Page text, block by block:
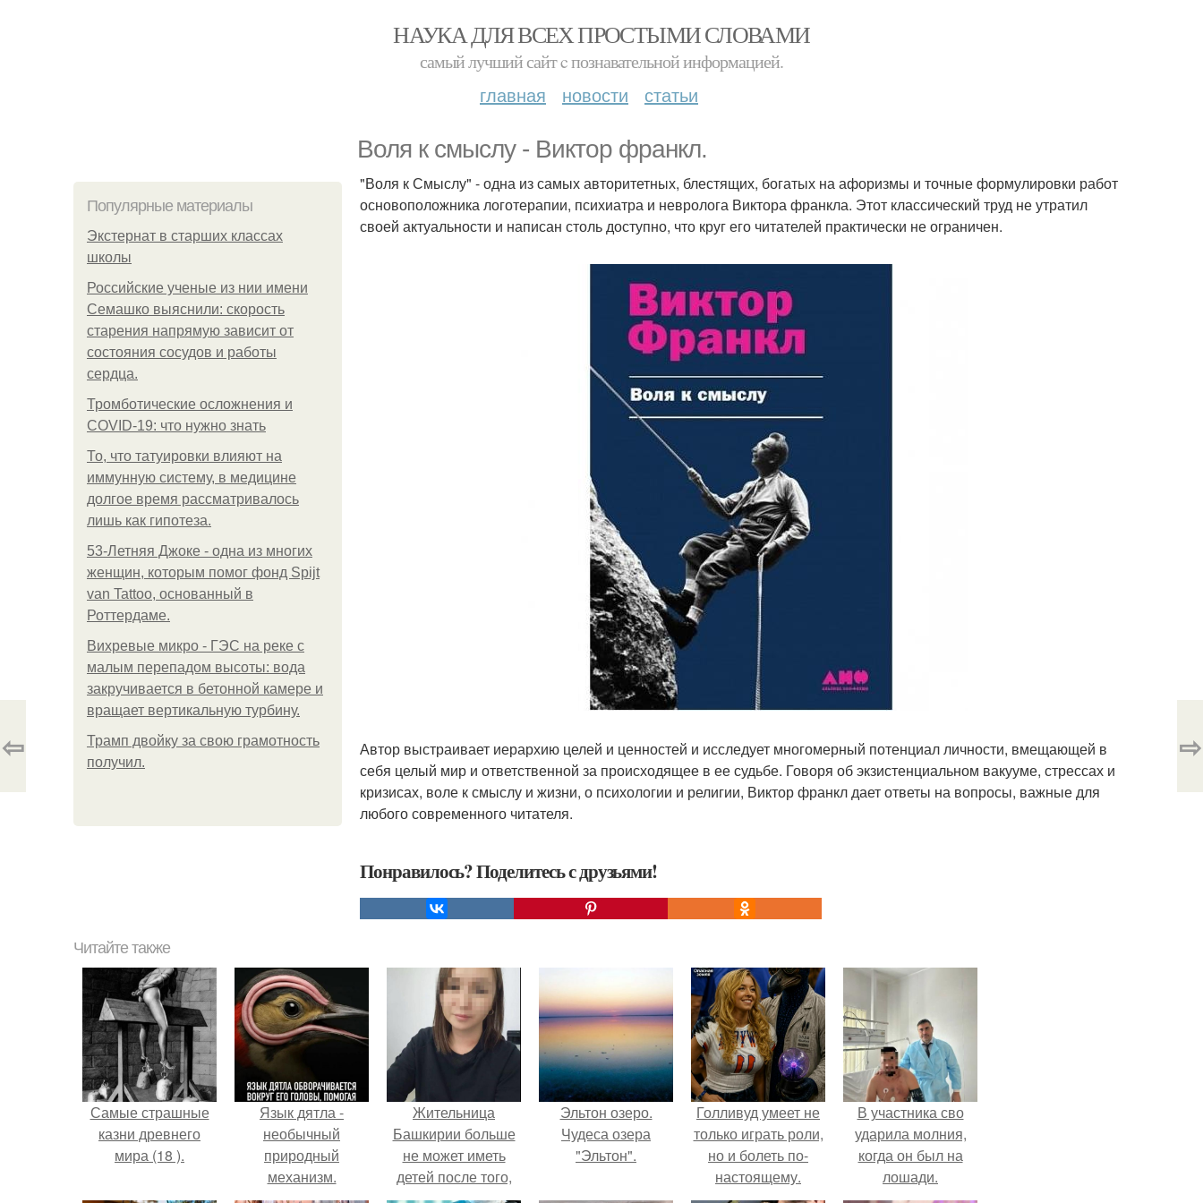
НАУКА ДЛЯ ВСЕХ ПРОСТЫМИ СЛОВАМИ
самый лучший сайт c познавательной информацией.
главная новости статьи
Воля к смыслу - Виктор франкл.
Популярные материалы
Экстернат в старших классах
школы
Российские ученые из нии имени
Семашко выяснили: скорость
старения напрямую зависит от
состояния сосудов и работы
сердца.
Тромботические осложнения и
COVID-19: что нужно знать
То, что татуировки влияют на
иммунную систему, в медицине
долгое время рассматривалось
лишь как гипотеза.
53-Летняя Джоке - одна из многих
женщин, которым помог фонд Spijt
van Tattoo, основанный в
Роттердаме.
Вихревые микро - ГЭС на реке с
малым перепадом высоты: вода
закручивается в бетонной камере и
вращает вертикальную турбину.
Трамп двойку за свою грамотность
получил.
"Воля к Смыслу" - одна из самых авторитетных, блестящих, богатых на афоризмы и точные формулировки работ
основоположника логотерапии, психиатра и невролога Виктора франкла. Этот классический труд не утратил
своей актуальности и написан столь доступно, что круг его читателей практически не ограничен.
Автор выстраивает иерархию целей и ценностей и исследует многомерный потенциал личности, вмещающей в
себя целый мир и ответственной за происходящее в ее судьбе. Говоря об экзистенциальном вакууме, стрессах и
кризисах, воле к смыслу и жизни, о психологии и религии, Виктор франкл дает ответы на вопросы, важные для
любого современного читателя.
Понравилось? Поделитесь с друзьями!
⇦ ⇨
Читайте также
Самые страшные
казни древнего
мира (18 ).
Язык дятла -
необычный
природный
механизм.
Жительница
Башкирии больше
не может иметь
детей после того,
как медики сделали
Эльтон озеро.
Чудеса озера
"Эльтон".
Голливуд умеет не
только играть роли,
но и болеть по-
настоящему.
В участника сво
ударила молния,
когда он был на
лошади.